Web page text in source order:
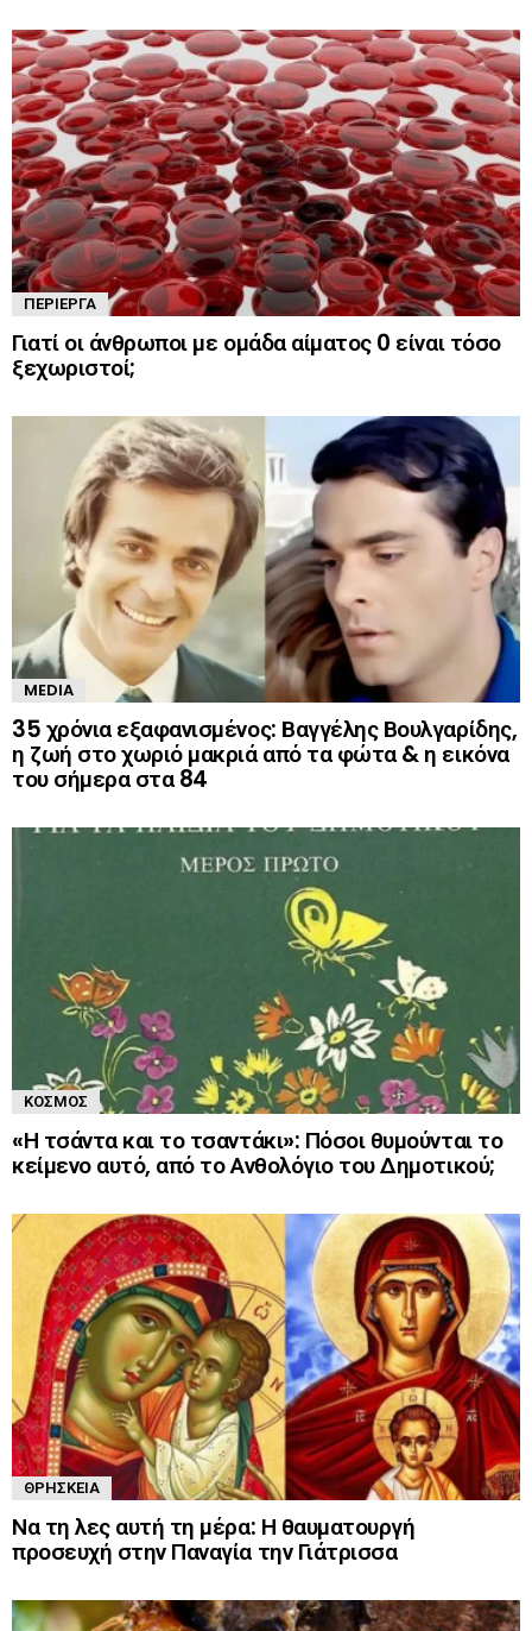
ΠΕΡΊΕΡΓΑ
Γιατί οι άνθρωποι με ομάδα αίματος 0 είναι τόσο
ξεχωριστοί;
MEDIA
35 χρόνια εξαφανισμένος: Βαγγέλης Βουλγαρίδης,
η ζωή στο χωριό μακριά από τα φώτα & η εικόνα
του σήμερα στα 84
ΚΌΣΜΟΣ
«Η τσάντα και το τσαντάκι»: Πόσοι θυμούνται το
κείμενο αυτό, από το Ανθολόγιο του Δημοτικού;
ΘΡΗΣΚΕΊΑ
Να τη λες αυτή τη μέρα: Η θαυματουργή
προσευχή στην Παναγία την Γιάτρισσα